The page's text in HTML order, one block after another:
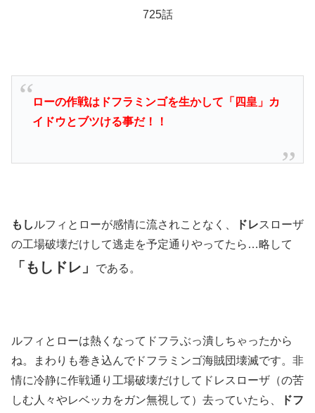
725話
ローの作戦はドフラミンゴを生かして「四皇」カ
イドウとブツける事だ！！
もし ルフィとローが感情に流されことなく、 ドレスローザ
の工場破壊だけして逃走を予定通りやってたら…略して
「もしドレ」 である。
ルフィとローは熱くなってドフラぶっ潰しちゃったから
ね。まわりも巻き込んでドフラミンゴ海賊団壊滅です。非
情に冷静に作戦通り工場破壊だけしてドレスローザ（の苦
しむ人々やレベッカをガン無視して）去っていたら、
ドフ